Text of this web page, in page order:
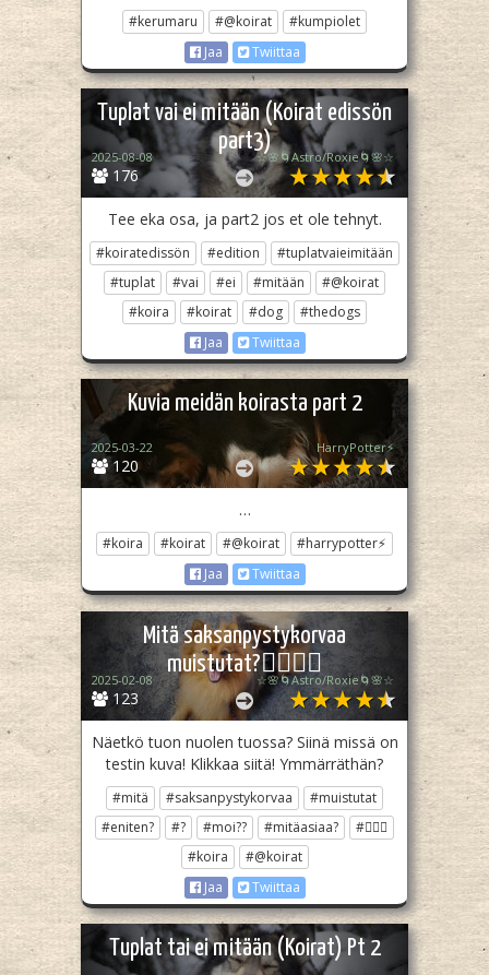
#kerumaru #@koirat
#kumpiolet
Jaa
Twiittaa
Tuplat vai ei mitään (Koirat edissön
part3)
176
2025-08-08 ☆🌸🌀Astro/Roxie🌀🌸☆
Tee eka osa, ja part2 jos et ole tehnyt.
#koiratedissön #edition
#tuplatvaieimitään
#tuplat
#vai #ei #mitään
#@koirat
#koira
#koirat #dog
#thedogs
Jaa
Twiittaa
Kuvia meidän koirasta part 2
120
2025-03-22 HarryPotter⚡️
…
#koira #koirat #@koirat
#harrypotter⚡️
Jaa
Twiittaa
Mitä saksanpystykorvaa
muistutat?🐕‍🦺✨😁
123
2025-02-08 ☆🌸🌀Astro/Roxie🌀🌸☆
Näetkö tuon nuolen tuossa? Siinä missä on
testin kuva! Klikkaa siitä! Ymmärräthän?
#mitä #saksanpystykorvaa
#muistutat
#eniten?
#? #moi?? #mitäasiaa?
#🐕‍🦺✨
#koira
#@koirat
Jaa
Twiittaa
Tuplat tai ei mitään (Koirat) Pt 2